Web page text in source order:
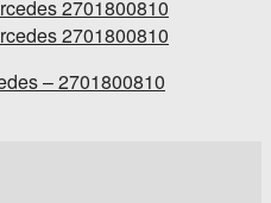
– 2701800810